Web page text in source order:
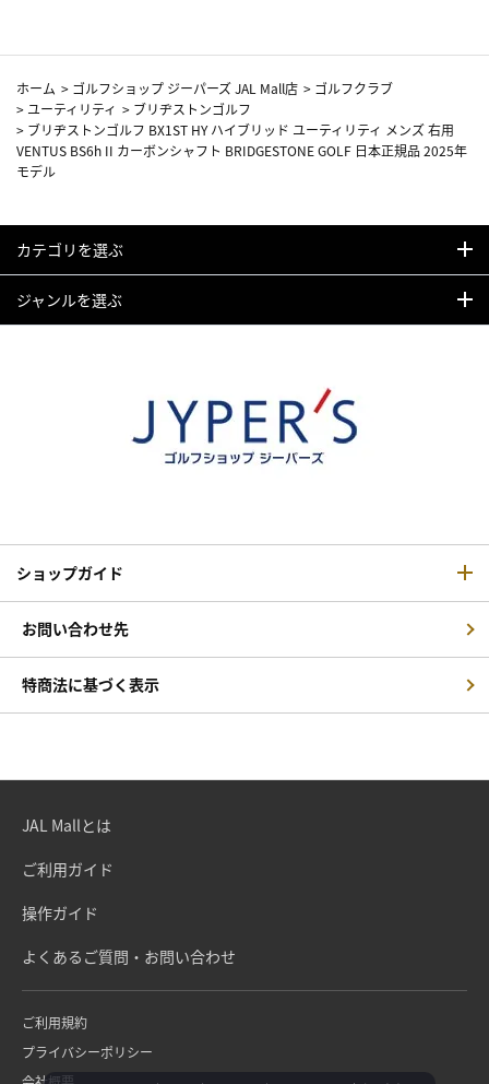
ホーム > ゴルフショップ ジーパーズ JAL Mall店 > ゴルフクラブ
> ユーティリティ > ブリヂストンゴルフ
> ブリヂストンゴルフ BX1ST HY ハイブリッド ユーティリティ メンズ 右用
VENTUS BS6h II カーボンシャフト BRIDGESTONE GOLF 日本正規品 2025年
モデル
カテゴリを選ぶ
ジャンルを選ぶ
ショップガイド
お問い合わせ先
特商法に基づく表示
JAL Mallとは
ご利用ガイド
操作ガイド
よくあるご質問・お問い合わせ
ご利用規約
プライバシーポリシー